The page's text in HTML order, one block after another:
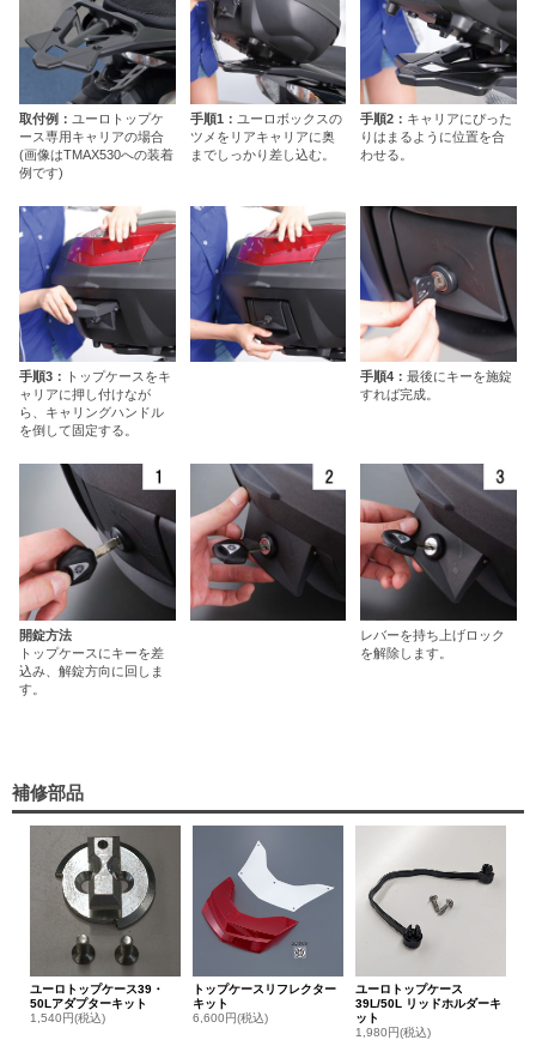
取付例： ユーロトップケ
ース専用キャリアの場合
(画像はTMAX530への装着
例です)
手順1： ユーロボックスの
ツメをリアキャリアに奥
までしっかり差し込む。
手順2： キャリアにぴった
りはまるように位置を合
わせる。
手順3：
トップケースをキ
ャリアに押し付けなが
ら、キャリングハンドル
を倒して固定する。
手順4：最後にキーを施錠
すれば完成。
開錠方法
トップケースにキーを差
込み、解錠方向に回しま
す。
レバーを持ち上げロック
を解除します。
補修部品
ユーロトップケース39・
50Lアダプターキット
1,540円(税込)
トップケースリフレクター
キット
6,600円(税込)
ユーロトップケース
39L/50L リッドホルダーキ
ット
1,980円(税込)